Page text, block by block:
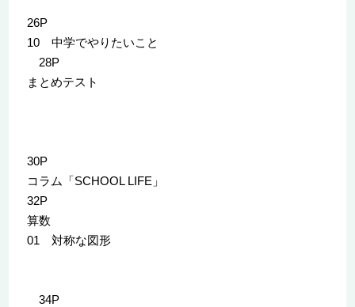
26P
10 中学でやりたいこと
28P
まとめテスト
30P
コラム「SCHOOL LIFE」
32P
算数
01 対称な図形
34P